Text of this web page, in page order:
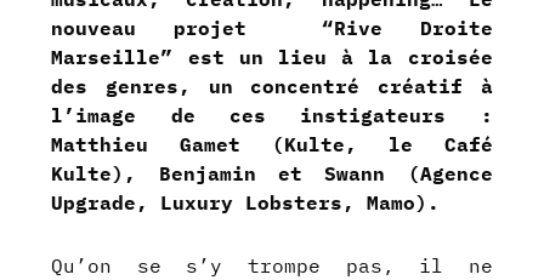
nouveau projet “Rive Droite
Marseille” est un lieu à la croisée
des genres, un concentré créatif à
l’image de ces instigateurs :
Matthieu Gamet (Kulte, le Café
Kulte), Benjamin et Swann (Agence
Upgrade, Luxury Lobsters, Mamo).
Qu’on se s’y trompe pas, il ne